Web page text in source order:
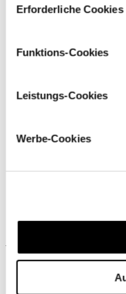
über den Link „
Erforderliche Cookies
Funktions-Cookies
Leistungs-Cookies
Werbe-Cookies
Pflegehinweise
Ähnliche